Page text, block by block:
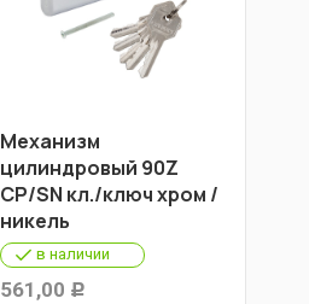
Механизм
цилиндровый 90Z
СР/SN кл./ключ хром /
никель
в наличии
561,00 Р